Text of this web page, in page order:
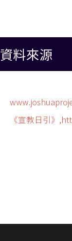
資料來源
《宣教日引》